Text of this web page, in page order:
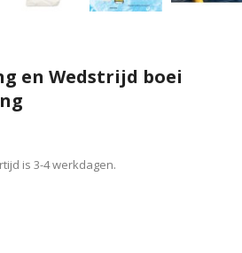
en Wedstrijd boei
is 3-4 werkdagen.